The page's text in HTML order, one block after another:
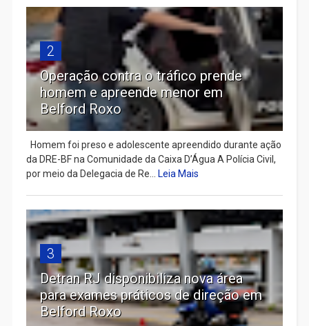
2
Operação contra o tráfico prende
homem e apreende menor em
Belford Roxo
Homem foi preso e adolescente apreendido durante ação
da DRE-BF na Comunidade da Caixa D’Água A Polícia Civil,
por meio da Delegacia de Re... Leia Mais
3
Detran RJ disponibiliza nova área
para exames práticos de direção em
Belford Roxo